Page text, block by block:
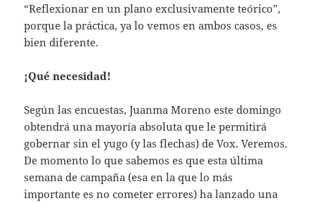
“Reflexionar en un plano exclusivamente teórico”,
porque la práctica, ya lo vemos en ambos casos, es
bien diferente.
¡Qué necesidad!
Según las encuestas, Juanma Moreno este domingo
obtendrá una mayoría absoluta que le permitirá
gobernar sin el yugo (y las flechas) de Vox. Veremos.
De momento lo que sabemos es que esta última
semana de campaña (esa en la que lo más
importante es no cometer errores) ha lanzado una